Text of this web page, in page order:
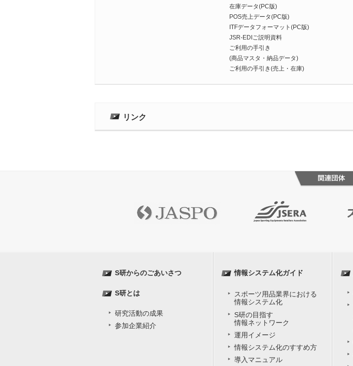
在庫データ(PC版)
POS売上データ(PC版)
ITFデータフォーマット(PC版)
JSR-EDIご説明資料
ご利用の手引き
(商品マスタ・納品データ)
ご利用の手引き(売上・在庫)
リンク
S研からのごあいさつ
S研とは
研究活動の成果
参加企業紹介
情報システム化ガイド
スポーツ用品業界における
情報システム化
S研の目指す
情報ネットワーク
運用イメージ
情報システム化のすすめ方
導入マニュアル